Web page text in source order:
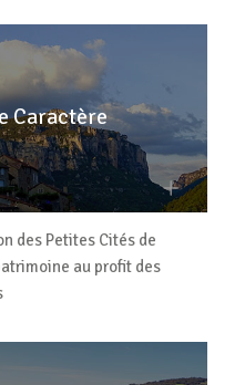
Caractère
des Petites Cités de
au profit des